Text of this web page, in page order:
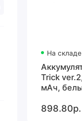
На складе
Trick
мАч,
898.80р.